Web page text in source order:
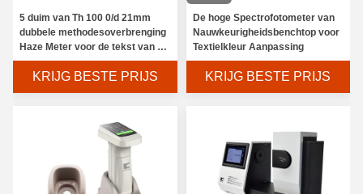
5 duim van Th 100 0/d 21mm
dubbele methodesoverbrenging
Haze Meter voor de tekst van de
nevelkleur
KRIJG BESTE PRIJS
De hoge Spectrofotometer van
Nauwkeurigheidsbenchtop voor
Textielkleur Aanpassing
KRIJG BESTE PRIJS